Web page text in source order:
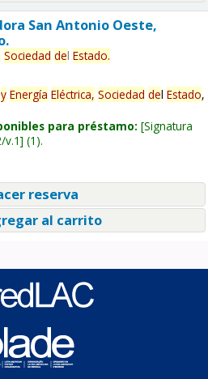
San Antonio Oeste,
Sociedad del Estado.
y Energía Eléctrica, Sociedad del Estado,
para préstamo: Signatura
v.1 (1).
reserva
al carrito